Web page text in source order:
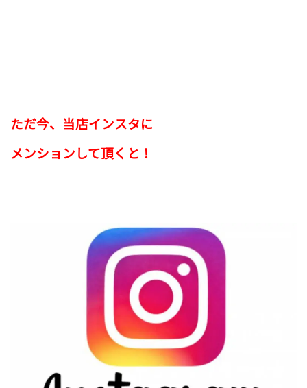
ただ今、 当店インスタに
メンションして頂くと ！